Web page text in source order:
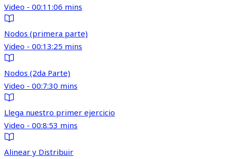
Video - 00:11:06 mins
Nodos (primera parte)
Video - 00:13:25 mins
Nodos (2da Parte)
Video - 00:7:30 mins
Llega nuestro primer ejercicio
Video - 00:8:53 mins
Alinear y Distribuir